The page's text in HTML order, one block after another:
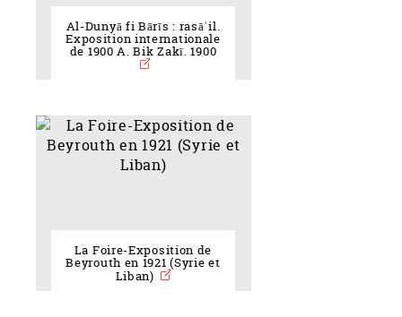
Al-Dunyā fi Bārīs : rasāʾil.
Exposition internationale
de 1900 A. Bik Zakī. 1900
La Foire-Exposition de
Beyrouth en 1921 (Syrie et
Liban)